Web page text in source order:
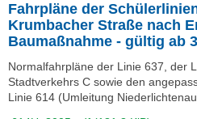
Fahrpläne der
Krumbacher Straße nach
Baumaßnahme - gültig ab
Normalfahrpläne der Linie 637, der
Stadtverkehrs C sowie den
Linie 614 (Umleitung